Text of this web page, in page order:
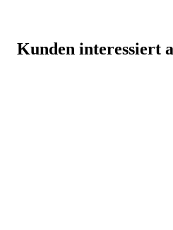
Kunden interessiert